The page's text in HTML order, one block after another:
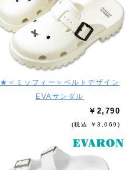
★＜ミッフィー＞ベルトデザイン
EVAサンダル
￥2,790
(税込 ￥3,069)